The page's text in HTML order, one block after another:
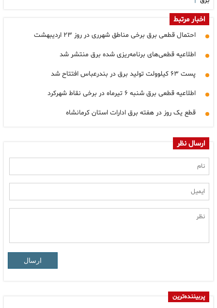
اخبار مرتبط
احتمال قطعی برق برخی مناطق شهرری در روز ۲۳ اردیبهشت
اطلاعیه قطعی‌های برنامه‌ریزی شده برق منتشر شد
پست ۶۳ کیلوولت تولید برق در بندرعباس افتتاح شد
اطلاعیه قطعی برق شنبه ۶ تیرماه در برخی نقاط شهرکرد
قطع یک روز در هفته برق ادارات استان کرمانشاه
ارسال نظر
ارسال
پربیننده‌ترین